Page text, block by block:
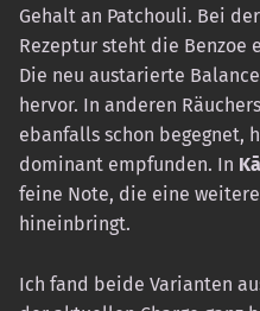
Gehalt an Patchouli. Bei
Rezeptur steht die Benzoe
Die neu austarierte
hervor. In anderen
ebanfalls schon begegnet,
dominant empfunden. In
feine Note, die eine
hineinbringt.
Ich fand beide Varianten